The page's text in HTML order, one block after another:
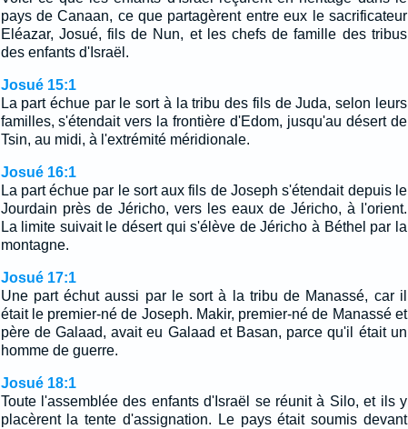
pays de Canaan, ce que partagèrent entre eux le sacrificateur
Eléazar, Josué, fils de Nun, et les chefs de famille des tribus
des enfants d'Israël.
Josué 15:1
La part échue par le sort à la tribu des fils de Juda, selon leurs
familles, s'étendait vers la frontière d'Edom, jusqu'au désert de
Tsin, au midi, à l'extrémité méridionale.
Josué 16:1
La part échue par le sort aux fils de Joseph s'étendait depuis le
Jourdain près de Jéricho, vers les eaux de Jéricho, à l'orient.
La limite suivait le désert qui s'élève de Jéricho à Béthel par la
montagne.
Josué 17:1
Une part échut aussi par le sort à la tribu de Manassé, car il
était le premier-né de Joseph. Makir, premier-né de Manassé et
père de Galaad, avait eu Galaad et Basan, parce qu'il était un
homme de guerre.
Josué 18:1
Toute l'assemblée des enfants d'Israël se réunit à Silo, et ils y
placèrent la tente d'assignation. Le pays était soumis devant